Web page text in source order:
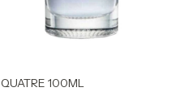
QUATRE 100ML